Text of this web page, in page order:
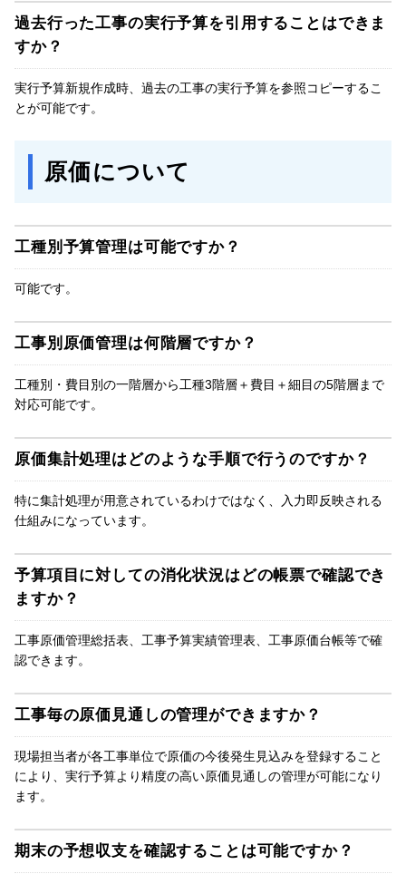
過去行った工事の実行予算を引用することはできま
すか？
実行予算新規作成時、過去の工事の実行予算を参照コピーするこ
とが可能です。
原価について
工種別予算管理は可能ですか？
可能です。
工事別原価管理は何階層ですか？
工種別・費目別の一階層から工種3階層＋費目＋細目の5階層まで
対応可能です。
原価集計処理はどのような手順で行うのですか？
特に集計処理が用意されているわけではなく、入力即反映される
仕組みになっています。
予算項目に対しての消化状況はどの帳票で確認でき
ますか？
工事原価管理総括表、工事予算実績管理表、工事原価台帳等で確
認できます。
工事毎の原価見通しの管理ができますか？
現場担当者が各工事単位で原価の今後発生見込みを登録すること
により、実行予算より精度の高い原価見通しの管理が可能になり
ます。
期末の予想収支を確認することは可能ですか？